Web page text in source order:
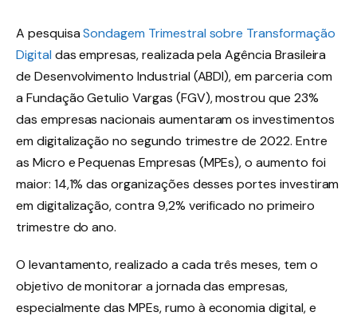
A pesquisaSondagem Trimestral sobre Transformação
Digital das empresas, realizada pela Agência Brasileira
de Desenvolvimento Industrial (ABDI), em parceria com
a Fundação Getulio Vargas (FGV), mostrou que 23%
das empresas nacionais aumentaram os investimentos
em digitalização no segundo trimestre de 2022. Entre
as Micro e Pequenas Empresas (MPEs), o aumento foi
maior: 14,1% das organizações desses portes investiram
em digitalização, contra 9,2% verificado no primeiro
trimestre do ano.
O levantamento, realizado a cada três meses, tem o
objetivo de monitorar a jornada das empresas,
especialmente das MPEs, rumo à economia digital, e